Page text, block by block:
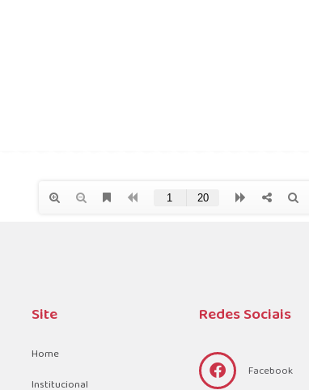
Site
Home
Institucional
Redes Sociais
Facebook